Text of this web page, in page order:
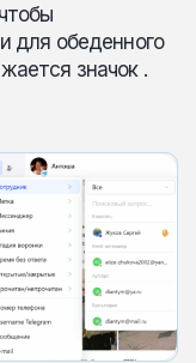
для обеденного
значок .